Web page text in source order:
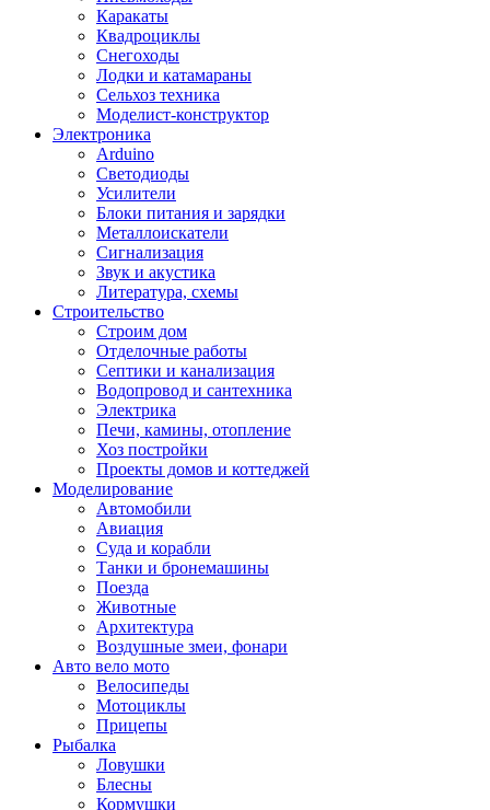
Каракаты
Квадроциклы
Снегоходы
Лодки и катамараны
Сельхоз техника
Моделист-конструктор
Электроника
Arduino
Светодиоды
Усилители
Блоки питания и зарядки
Металлоискатели
Сигнализация
Звук и акустика
Литература, схемы
Строительство
Строим дом
Отделочные работы
Септики и канализация
Водопровод и сантехника
Электрика
Печи, камины, отопление
Хоз постройки
Проекты домов и коттеджей
Моделирование
Автомобили
Авиация
Суда и корабли
Танки и бронемашины
Поезда
Животные
Архитектура
Воздушные змеи, фонари
Авто вело мото
Велосипеды
Мотоциклы
Прицепы
Рыбалка
Ловушки
Блесны
Кормушки